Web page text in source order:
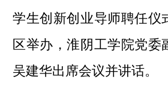
学生创新创业导师聘任仪
区举办，淮阴工学院党委
吴建华出席会议并讲话。